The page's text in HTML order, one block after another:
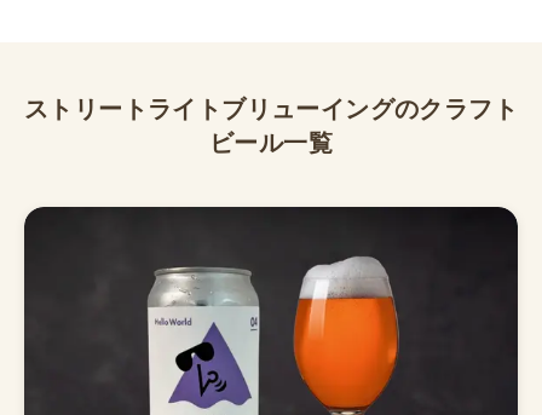
ストリートライトブリューイングのクラフト
ビール一覧